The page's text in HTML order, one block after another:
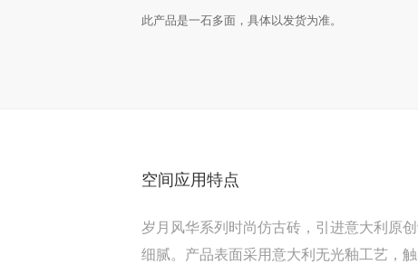
此产品是一石多面，具体以发货为准。
空间应用特点
岁月风华系列时尚仿古砖，引进意大利原
细腻。产品表面采用意大利无光釉工艺，